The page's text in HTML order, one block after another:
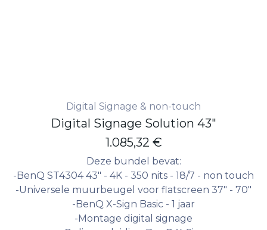
Digital Signage & non-touch
Digital Signage Solution 43"
1.085,32 €
Deze bundel bevat:
-BenQ ST4304 43" - 4K - 350 nits - 18/7 - non touch
-Universele muurbeugel voor flatscreen 37" - 70"
-BenQ X-Sign Basic - 1 jaar
-Montage digital signage